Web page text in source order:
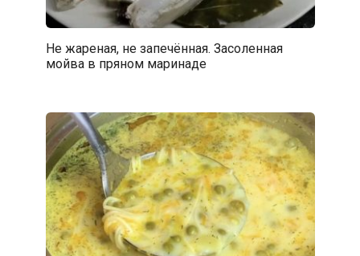
Не жареная, не запечённая. Засоленная
мойва в пряном маринаде